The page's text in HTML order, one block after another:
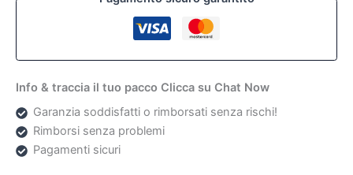
Info & traccia il tuo pacco Clicca su Chat Now
Garanzia soddisfatti o rimborsati senza rischi!
Rimborsi senza problemi
Pagamenti sicuri